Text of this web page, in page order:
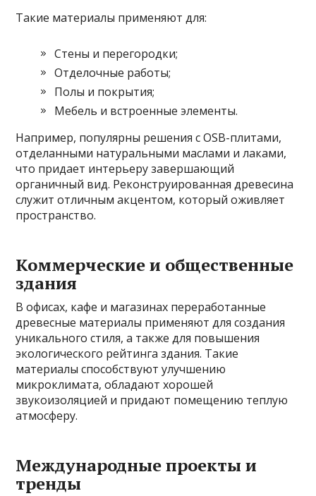
Такие материалы применяют для:
Стены и перегородки;
Отделочные работы;
Полы и покрытия;
Мебель и встроенные элементы.
Например, популярны решения с OSB-плитами,
отделанными натуральными маслами и лаками,
что придает интерьеру завершающий
органичный вид. Реконструированная древесина
служит отличным акцентом, который оживляет
пространство.
Коммерческие и общественные
здания
В офисах, кафе и магазинах переработанные
древесные материалы применяют для создания
уникального стиля, а также для повышения
экологического рейтинга здания. Такие
материалы способствуют улучшению
микроклимата, обладают хорошей
звукоизоляцией и придают помещению теплую
атмосферу.
Международные проекты и
тренды